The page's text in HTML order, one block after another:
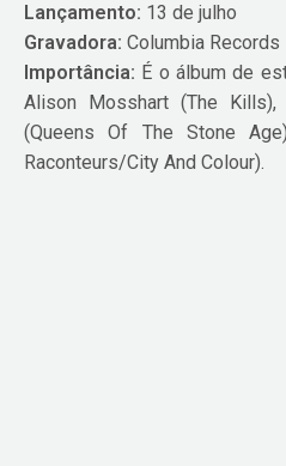
Lançamento: 13 de julho
Gravadora: Columbia Records
Importância: É o álbum de
Alison Mosshart (The
(Queens Of The Stone
Raconteurs/City And Colour).